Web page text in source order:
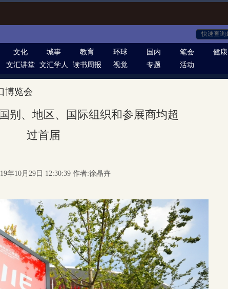
文化 城事 教育 环球 国内 笔会
健康
文汇讲堂 文汇学人 读书周报 视觉 专题 活动
博览会
别、地区、国际组织和参展商均超
过首届
年10月29日 12:30:39 作者:徐晶卉